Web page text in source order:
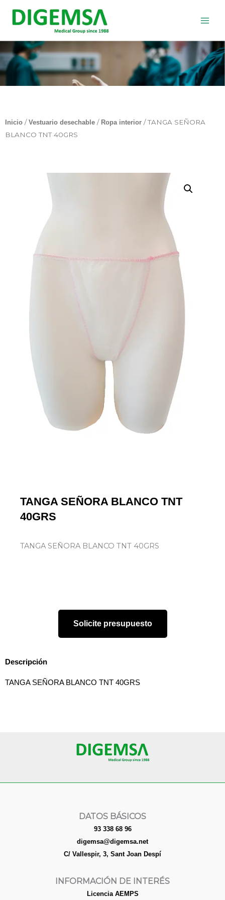
Inicio / Vestuario desechable / Ropa interior / TANGA SEÑORA
BLANCO TNT 40GRS
TANGA SEÑORA BLANCO TNT
40GRS
TANGA SEÑORA BLANCO TNT 40GRS
Solicite presupuesto
Descripción
TANGA SEÑORA BLANCO TNT 40GRS
DATOS BÁSICOS
93 338 68 96
digemsa@digemsa.net
C/ Vallespir, 3, Sant Joan Despí
INFORMACIÓN DE INTERÉS
Licencia AEMPS